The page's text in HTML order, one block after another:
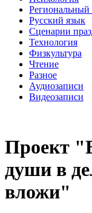
Региональный
Русский язык
Сценарии
Технология
Физкультура
Чтение
Разное
Аудиозаписи
Видеозаписи
Проект
души в
вложи"